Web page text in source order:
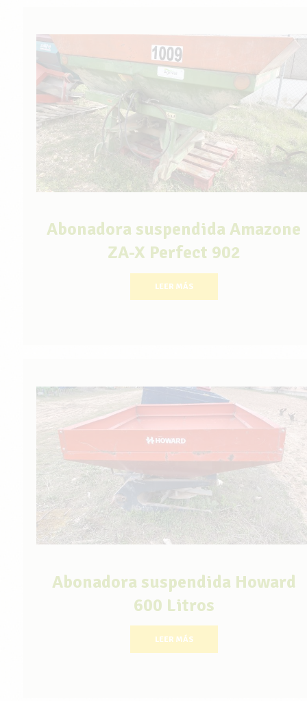
Abonadora suspendida Amazone
ZA-X Perfect 902
LEER MÁS
Abonadora suspendida Howard
600 Litros
LEER MÁS